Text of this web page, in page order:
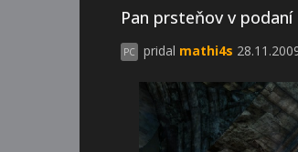
Pan prsteňov v podaní
PC pridal mathi4s